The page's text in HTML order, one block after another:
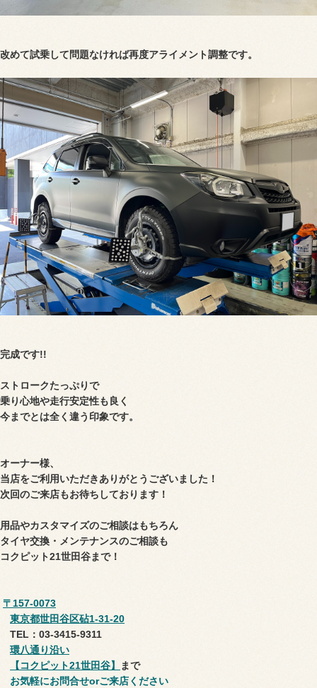
改めて試乗して問題なければ再度アライメント調整です。
完成です!!
ストロークたっぷりで
乗り心地や走行安定性も良く
今までとは全く違う印象です。
オーナー様、
当店をご利用いただきありがとうございました！
次回のご来店もお待ちしております！
用品やカスタマイズのご相談はもちろん
タイヤ交換・メンテナンスのご相談も
コクピット21世田谷まで！
〒157-0073
東京都世田谷区砧1-31-20
TEL：03-3415-9311
環八通り沿い
【コクピット21世田谷】
まで
お気軽にお問合せorご来店ください